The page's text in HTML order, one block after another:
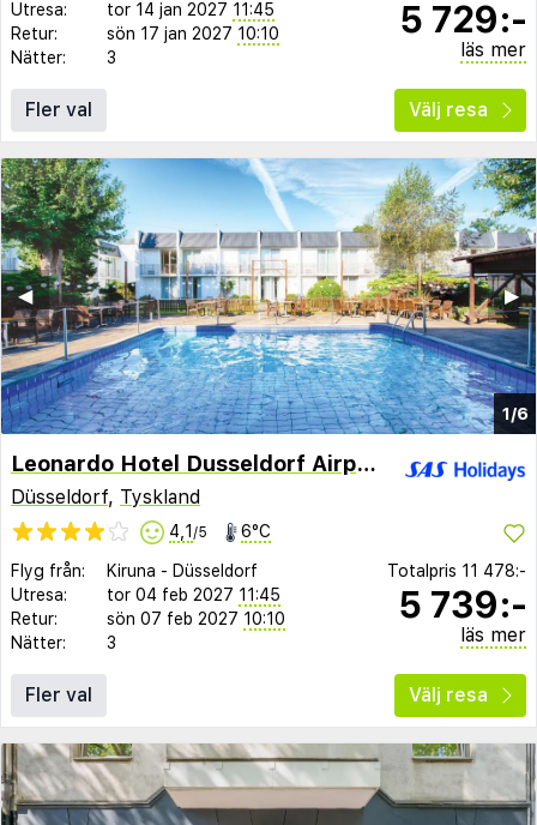
Utresa:
tor 14 jan 2027 11:45
Retur:
sön 17 jan 2027 10:10
Nätter:
3
5 729:-
läs mer
Fler val Välj resa
1/6
▶︎
◀︎
Leonardo Hotel Dusseldorf Airport - Ratingen
Düsseldorf, Tyskland
4,1 /5 6°C
Flyg från: Kiruna - Düsseldorf
Utresa:
tor 04 feb 2027 11:45
Retur:
sön 07 feb 2027 10:10
Nätter:
3
Totalpris 11 478:-
5 739:-
läs mer
Fler val Välj resa